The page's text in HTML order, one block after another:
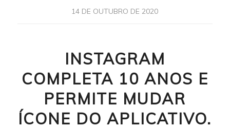
14 DE OUTUBRO DE 2020
INSTAGRAM
COMPLETA 10 ANOS E
PERMITE MUDAR
ÍCONE DO APLICATIVO.